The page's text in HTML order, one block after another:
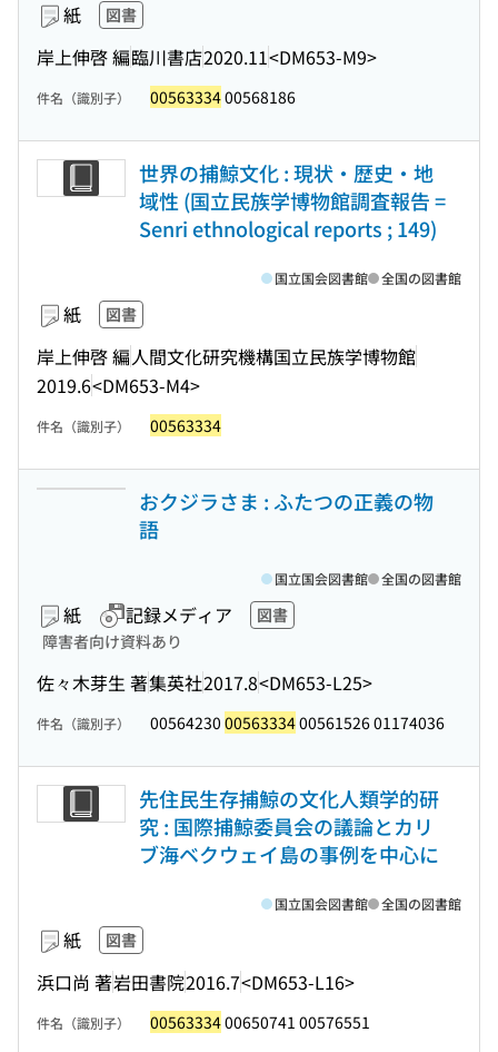
紙 図書
岸上伸啓 編臨川書店2020.11<DM653-M9>
件名（識別子） 0056333400568186
世界の捕鯨文化 : 現状・歴史・地
域性 (国立民族学博物館調査報告 =
Senri ethnological reports ; 149)
紙 図書
岸上伸啓 編人間文化研究機構国立民族学博物館
2019.6<DM653-M4>
国立国会図書館 全国の図書館
件名（識別子） 00563334
おクジラさま : ふたつの正義の物
語
紙 記録メディア
図書
障害者向け資料あり
佐々木芽生 著集英社2017.8<DM653-L25>
国立国会図書館 全国の図書館
件名（識別子） 00564230 0056333400561526 01174036
先住民生存捕鯨の文化人類学的研
究 : 国際捕鯨委員会の議論とカリ
ブ海ベクウェイ島の事例を中心に
紙 図書
浜口尚 著岩田書院2016.7<DM653-L16>
国立国会図書館 全国の図書館
件名（識別子） 0056333400650741 00576551